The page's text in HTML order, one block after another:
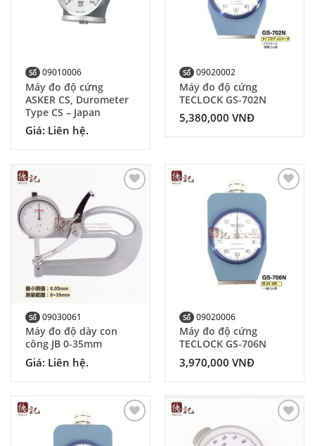
Số 09010006
Máy đo độ cứng
ASKER CS, Durometer
Type CS – Japan
Giá: Liên hệ.
Số 09020002
Máy đo độ cứng
TECLOCK GS-702N
5,380,000 VNĐ
Wishlist
Số 09030061
Máy đo độ dày con
công JB 0-35mm
Giá: Liên hệ.
Số 09020006
Máy đo độ cứng
TECLOCK GS-706N
3,970,000 VNĐ